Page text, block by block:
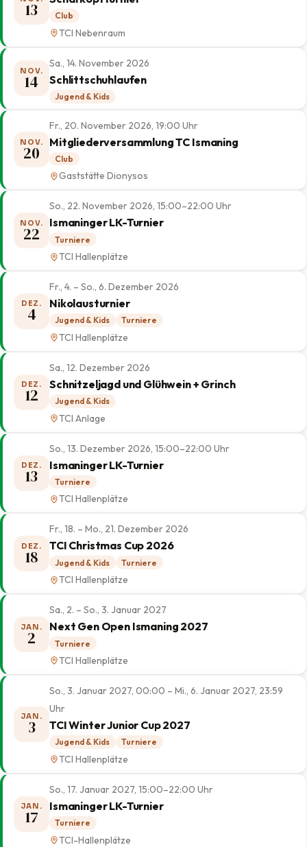
13 Club
TCI Nebenraum
NOV.
14
Sa., 14. November 2026
Schlittschuhlaufen
Jugend & Kids
NOV.
20
Fr., 20. November 2026, 19:00 Uhr
Mitgliederversammlung TC Ismaning
Club
Gaststätte Dionysos
NOV.
22
So., 22. November 2026, 15:00–22:00 Uhr
Ismaninger LK-Turnier
Turniere
TCI Hallenplätze
DEZ.
4
Fr., 4. – So., 6. Dezember 2026
Nikolausturnier
Jugend & Kids Turniere
TCI Hallenplätze
DEZ.
12
Sa., 12. Dezember 2026
Schnitzeljagd und Glühwein + Grinch
Jugend & Kids
TCI Anlage
DEZ.
13
So., 13. Dezember 2026, 15:00–22:00 Uhr
Ismaninger LK-Turnier
Turniere
TCI Hallenplätze
DEZ.
18
Fr., 18. – Mo., 21. Dezember 2026
TCI Christmas Cup 2026
Jugend & Kids Turniere
TCI Hallenplätze
JAN.
2
Sa., 2. – So., 3. Januar 2027
Next Gen Open Ismaning 2027
Turniere
TCI Hallenplätze
JAN.
3
So., 3. Januar 2027, 00:00 – Mi., 6. Januar 2027, 23:59
Uhr
TCI Winter Junior Cup 2027
Jugend & Kids Turniere
TCI Hallenplätze
JAN.
17
So., 17. Januar 2027, 15:00–22:00 Uhr
Ismaninger LK-Turnier
Turniere
TCI-Hallenplätze